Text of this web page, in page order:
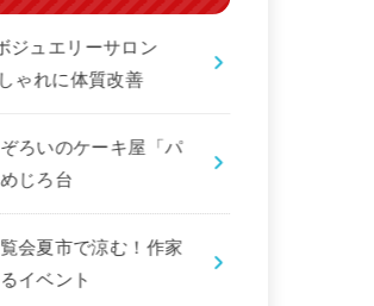
ジュエリーサロン
ゃれに体質改善
ろいのケーキ屋「パ
じろ台
会夏市で涼む！作家
イベント